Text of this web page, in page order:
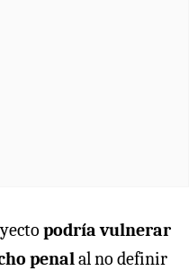
podría vulnerar
penalal no definir